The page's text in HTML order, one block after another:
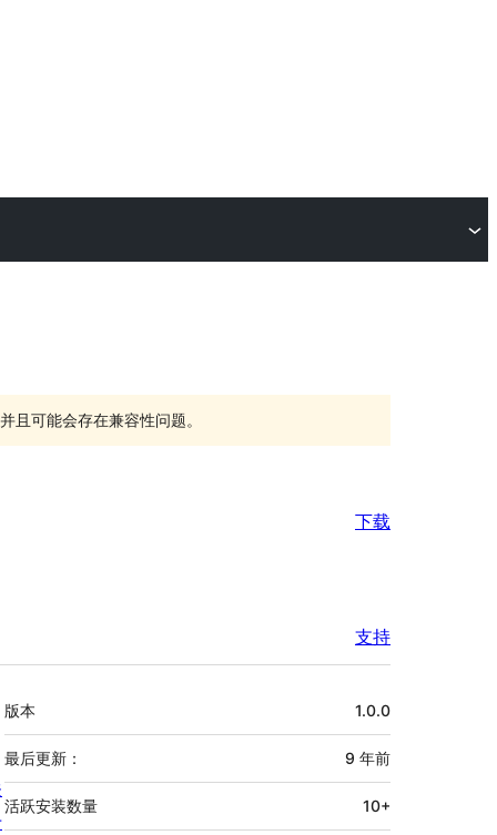
且可能会存在兼容性问题。
下载
支持
额
外
信
息
版本 1.0.0
最后更新： 9 年前
活跃安装数量 10+